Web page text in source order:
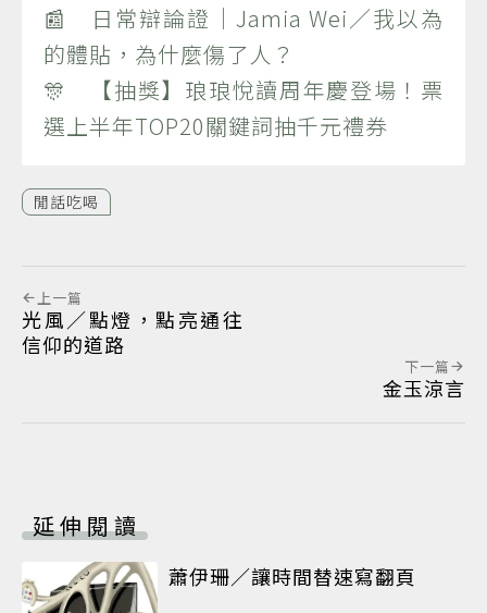
📰 日常辯論證｜Jamia Wei／我以為
的體貼，為什麼傷了人？
🎊 【抽獎】琅琅悅讀周年慶登場！票
選上半年TOP20關鍵詞抽千元禮券
閒話吃喝
上一篇
光風／點燈，點亮通往
信仰的道路
下一篇
金玉涼言
延伸閱讀
蕭伊珊／讓時間替速寫翻頁